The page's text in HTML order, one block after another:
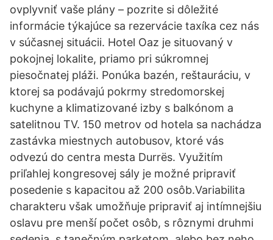
ovplyvniť vaše plány – pozrite si dôležité
informácie týkajúce sa rezervácie taxíka cez nás
v súčasnej situácii. Hotel Oaz je situovaný v
pokojnej lokalite, priamo pri súkromnej
piesočnatej pláži. Ponúka bazén, reštauráciu, v
ktorej sa podávajú pokrmy stredomorskej
kuchyne a klimatizované izby s balkónom a
satelitnou TV. 150 metrov od hotela sa nachádza
zastávka miestnych autobusov, ktoré vás
odvezú do centra mesta Durrës. Využitím
priľahlej kongresovej sály je možné pripraviť
posedenie s kapacitou až 200 osôb.Variabilita
charakteru však umožňuje pripraviť aj intímnejšiu
oslavu pre menší počet osôb, s rôznymi druhmi